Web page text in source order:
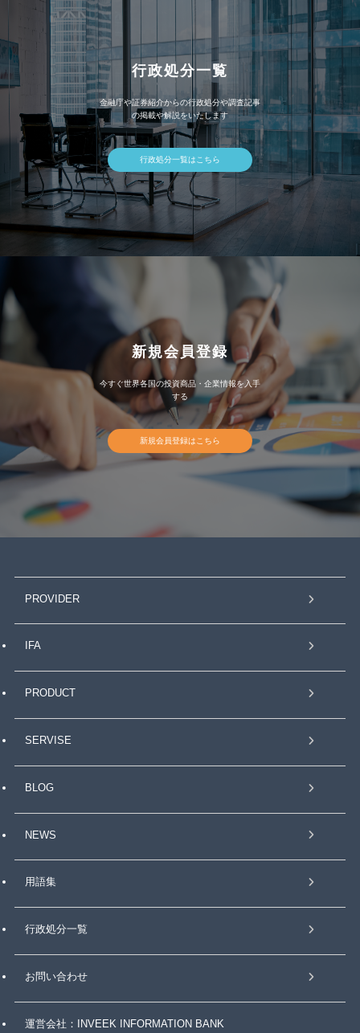
行政処分一覧
金融庁や証券紹介からの行政処分や調査記事
の掲載や解説をいたします
行政処分一覧はこちら
新規会員登録
今すぐ世界各国の投資商品・企業情報を入手
する
新規会員登録はこちら
PROVIDER
IFA
PRODUCT
SERVISE
BLOG
NEWS
用語集
行政処分一覧
お問い合わせ
運営会社：INVEEK INFORMATION BANK